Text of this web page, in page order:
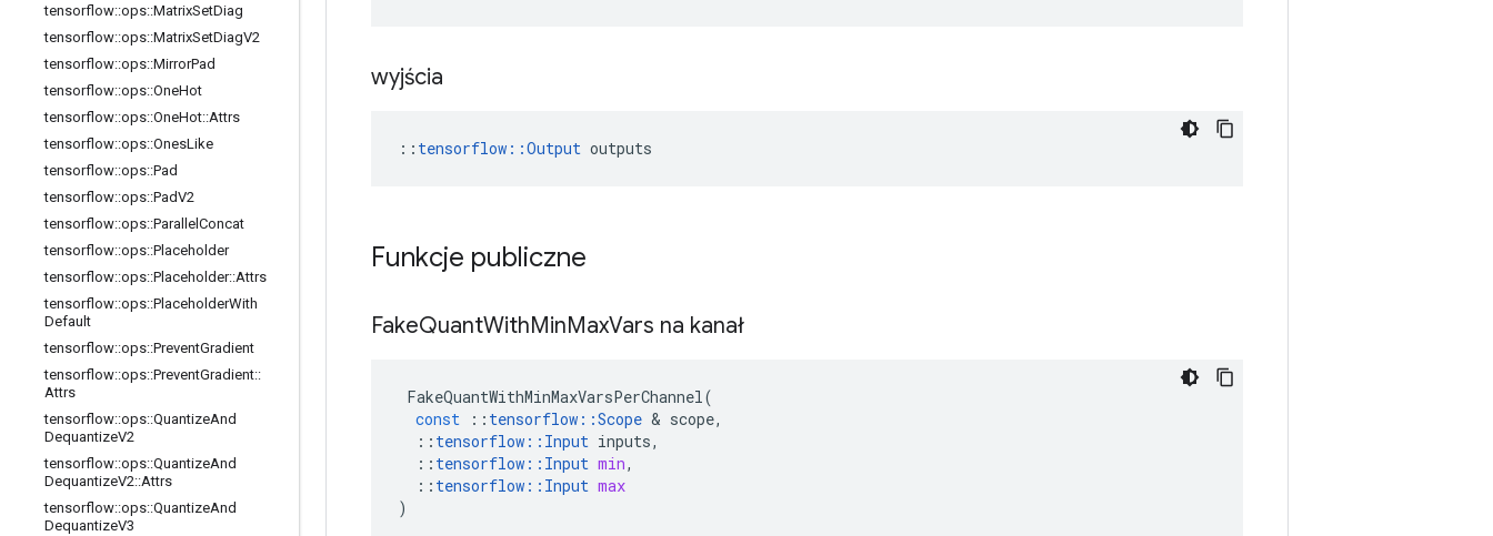
tensorflow::ops::MatrixSetDiag
tensorflow::ops::MatrixSetDiagV2
tensorflow::ops::MirrorPad
tensorflow::ops::OneHot
tensorflow::ops::OneHot::Attrs
tensorflow::ops::OnesLike
tensorflow::ops::Pad
tensorflow::ops::PadV2
tensorflow::ops::Parallel Concat
tensorflow::ops::Placeholder
tensorflow::ops::Placeholder::Attrs
tensorflow::ops::PlaceholderWith
Default
tensorflow::ops::PreventGradient
tensorflow::ops::PreventGradient::
Attrs
tensorflow::ops::QuantizeAnd
DequantizeV2
tensorflow::ops::QuantizeAnd
DequantizeV2::Attrs
tensorflow::ops::QuantizeAnd
DequantizeV3
wyjścia
:: tensorflow::Output outputs
Funkcje publiczne
FakeQuantWithMinMaxVars na kanał
FakeQuantWithMinMaxVarsPerChannel(
const
:: tensorflow ::Scope & scope,
:: tensorflow :: Input inputs,
:: tensorflow :: Input min,
:: tensorflow :: Input max
)